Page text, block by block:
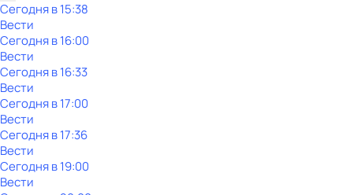
Сегодня в 15:38
Вести
Сегодня в 16:00
Вести
Сегодня в 16:33
Вести
Сегодня в 17:00
Вести
Сегодня в 17:36
Вести
Сегодня в 19:00
Вести